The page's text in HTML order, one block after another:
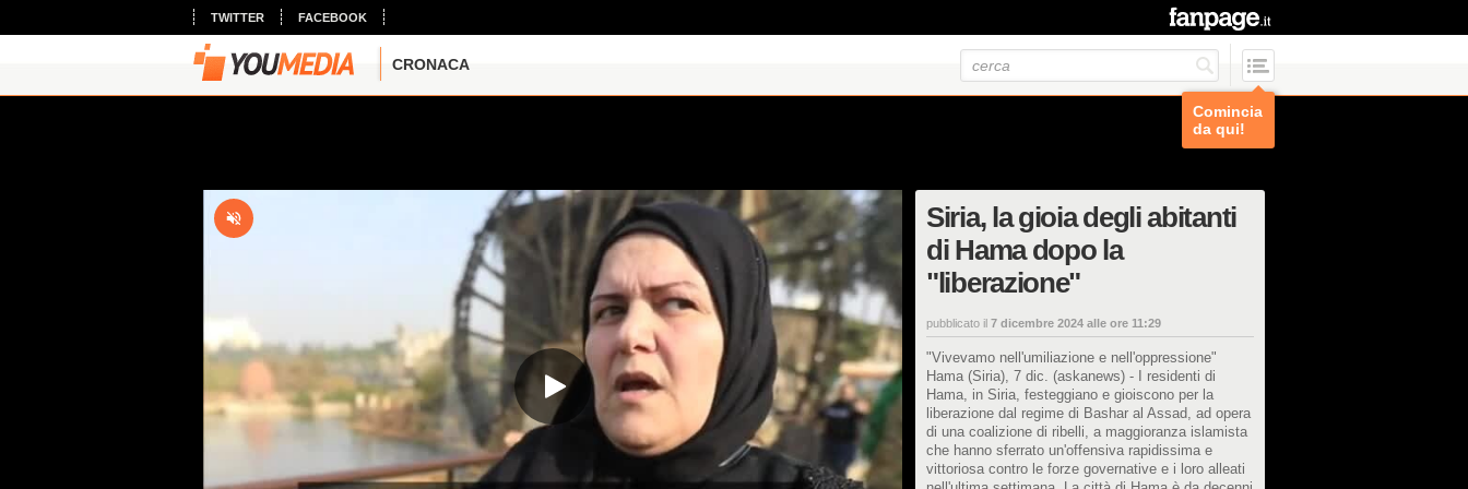
TWITTER FACEBOOK
CRONACA
Comincia
da qui!
Siria, la gioia degli abitanti
di Hama dopo la
"liberazione"
pubblicato il 7 dicembre 2024 alle ore 11:29
"Vivevamo nell'umiliazione e nell'oppressione"
Hama (Siria), 7 dic. (askanews) - I residenti di
Hama, in Siria, festeggiano e gioiscono per la
liberazione dal regime di Bashar al Assad, ad opera
di una coalizione di ribelli, a maggioranza islamista
che hanno sferrato un'offensiva rapidissima e
vittoriosa contro le forze governative e i loro alleati